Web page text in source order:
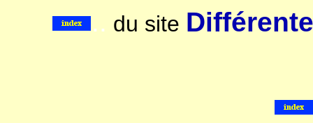
.. du site